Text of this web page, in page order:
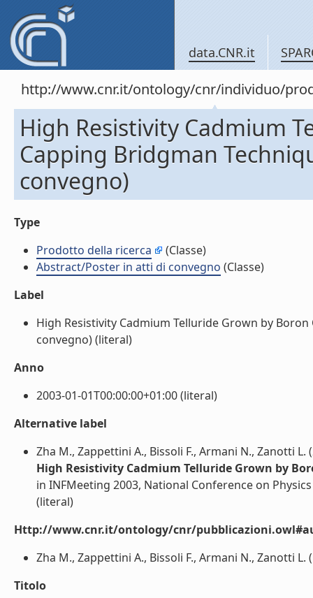
data.CNR.it
http://www.cnr.it/ontology/cnr/individuo/
High Resistivity Cadmium
Capping Bridgman
convegno)
Type
Prodotto della ricerca
(Classe)
Abstract/Poster in atti di convegno (Classe)
Label
High Resistivity Cadmium Telluride Grown by
convegno) (literal)
Anno
2003-01-01T00:00:00+01:00 (literal)
Alternative label
Zha M., Zappettini A., Bissoli F., Armani N., Zanotti L.
High Resistivity Cadmium Telluride Grown by
in INFMeeting 2003, National Conference on
(literal)
Http://www.cnr.it/ontology/cnr/
Zha M., Zappettini A., Bissoli F., Armani N., Zanotti L.
Titolo